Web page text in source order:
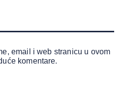
email i web stranicu u ovom
komentare.